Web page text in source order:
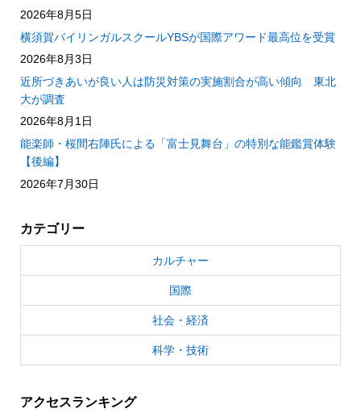
2026年8月5日
横須賀バイリンガルスクールYBSが国際アワード最高位を受賞
2026年8月3日
近所づきあいが良い人は防災対策の実施割合が高い傾向 東北
大が調査
2026年8月1日
能楽師・桜間右陣氏による「富士見舞台」の特別な能鑑賞体験
【後編】
2026年7月30日
カテゴリー
カルチャー
国際
社会・経済
科学・技術
アクセスランキング